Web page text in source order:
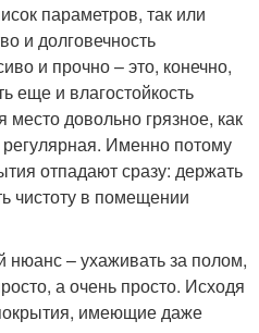
параметров, так или
и долговечность
и прочно – это, конечно,
еще и влагостойкость
довольно грязное, как
регулярная. Именно потому
отпадают сразу: держать
чистоту в помещении
– ухаживать за полом,
а очень просто. Исходя
имеющие даже